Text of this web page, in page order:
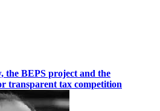
the BEPS project and the
transparent tax competition